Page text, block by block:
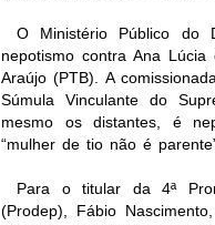
O Ministério Público do
nepotismo contra Ana
Araújo (PTB). A
Súmula Vinculante do
mesmo os distantes, é
“mulher de tio não é
Para o titular da 4ª
(Prodep), Fábio